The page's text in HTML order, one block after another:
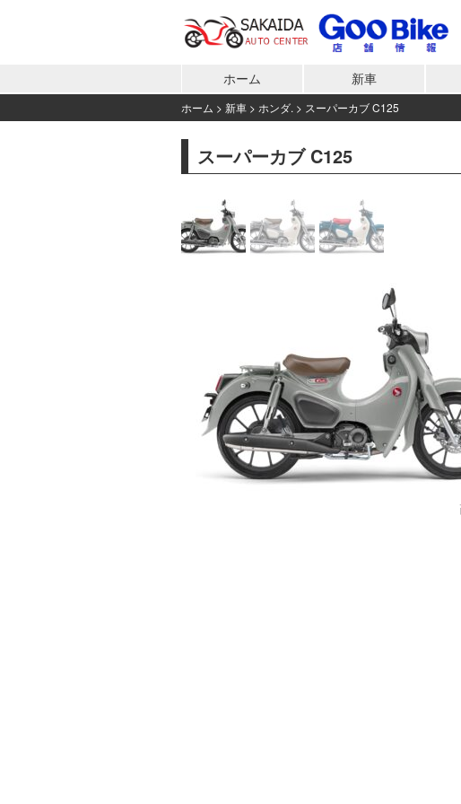
ホーム 新車
ホーム > 新車 > ホンダ. > スーパーカブ C125
スーパーカブ C125